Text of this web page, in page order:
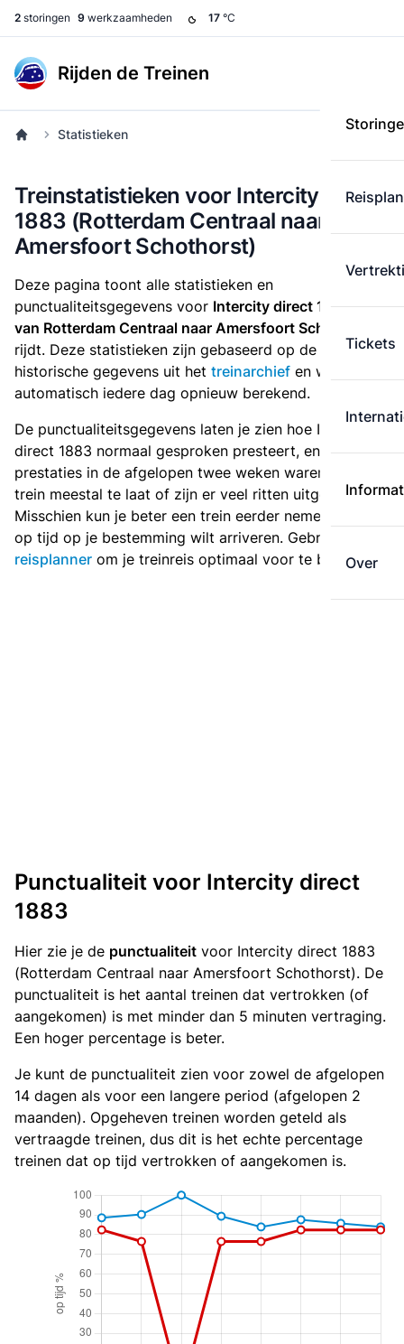
2 storingen 9 werkzaamheden 17 °C
Rijden de Treinen
Tickets
Over
Statistieken
Treinstatistieken voor Intercity direct
1883 (Rotterdam Centraal naar
Amersfoort Schothorst)
Deze pagina toont alle statistieken en
punctualiteitsgegevens voor Intercity direct 1883die
van Rotterdam Centraal naar Amersfoort Schothorst
rijdt. Deze statistieken zijn gebaseerd op de
historische gegevens uit het treinarchief en worden
automatisch iedere dag opnieuw berekend.
De punctualiteitsgegevens laten je zien hoe Intercity
direct 1883 normaal gesproken presteert, en hoe de
prestaties in de afgelopen twee weken waren. Is deze
trein meestal te laat of zijn er veel ritten uitgevallen?
Misschien kun je beter een trein eerder nemen als je
op tijd op je bestemming wilt arriveren. Gebruik de
reisplanner om je treinreis optimaal voor te bereiden.
Punctualiteit voor Intercity direct
1883
Hier zie je de punctualiteit voor Intercity direct 1883
(Rotterdam Centraal naar Amersfoort Schothorst). De
punctualiteit is het aantal treinen dat vertrokken (of
aangekomen) is met minder dan 5 minuten vertraging.
Een hoger percentage is beter.
Je kunt de punctualiteit zien voor zowel de afgelopen
14 dagen als voor een langere period (afgelopen 2
maanden). Opgeheven treinen worden geteld als
vertraagde treinen, dus dit is het echte percentage
treinen dat op tijd vertrokken of aangekomen is.